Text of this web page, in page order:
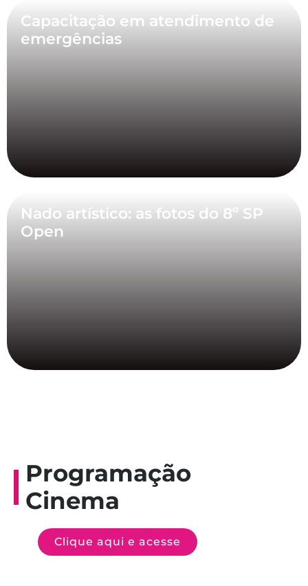
Capacitação em atendimento de
emergências
Nado artístico: as fotos do 8º SP
Open
Programação
Cinema
Clique aqui e acesse